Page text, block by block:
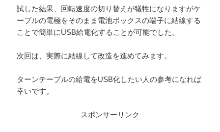
試した結果、回転速度の切り替えが犠牲になりますがケ
ーブルの電極をそのまま電池ボックスの端子に結線する
ことで簡単にUSB給電化することが可能でした。
次回は、実際に結線して改造を進めてみます。
ターンテーブルの給電をUSB化したい人の参考になれば
幸いです。
スポンサーリンク